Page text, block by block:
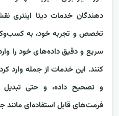
دهندگان خدمات دیتا اینتری
تخصص و تجربه خود، به
سریع و دقیق داده‌های خود را
کنند. این خدمات از جمله وارد
و تصحیح داده، و حتی تبدیل
فرمت‌های قابل استفاده‌ای مانند